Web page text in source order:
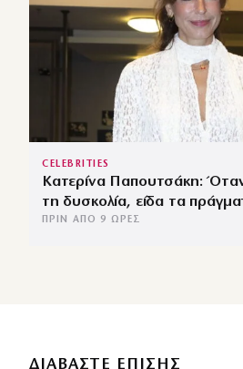
CELEBRITIES
Κατερίνα Παπουτσάκη:
τη δυσκολία, είδα τα
ΠΡΙΝ ΑΠΌ 9 ΏΡΕΣ
ΔΙΑΒΑΣΤΕ ΕΠΙΣΗΣ